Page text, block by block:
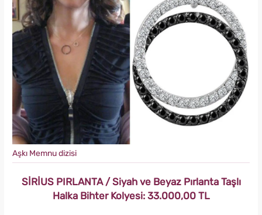
Aşkı Memnu dizisi
SİRİUS PIRLANTA / Siyah ve Beyaz Pırlanta Taşlı
Halka Bihter Kolyesi: 33.000,00 TL